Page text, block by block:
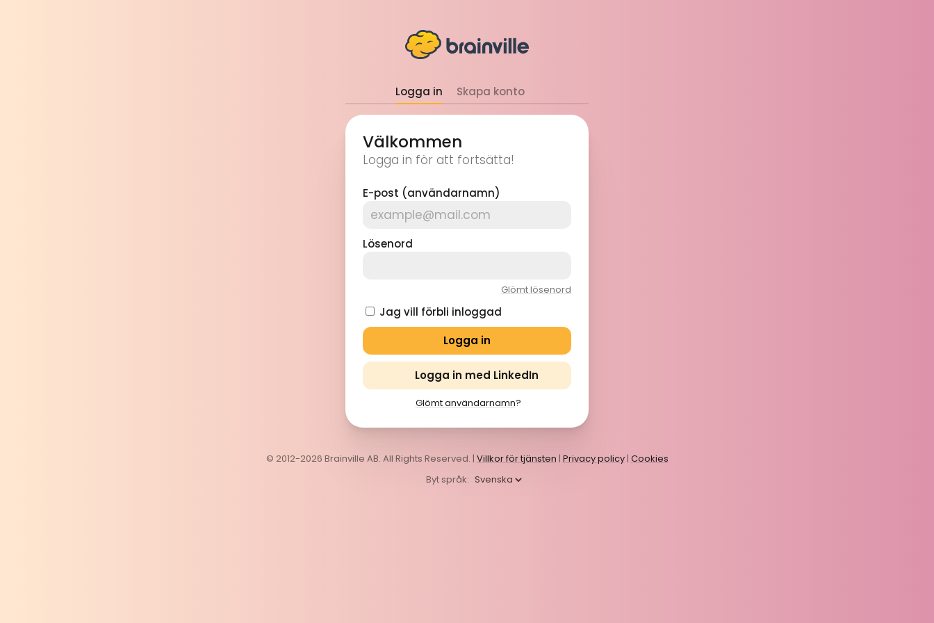
Logga in Skapa konto
Välkommen
Logga in för att fortsätta!
E-post (användarnamn)
Lösenord
Glömt lösenord
Jag vill förbli inloggad
Logga in med LinkedIn
Glömt användarnamn?
© 2012-2026 Brainville AB. All Rights Reserved. | Villkor för tjänsten | Privacy policy| Cookies
Byt språk: